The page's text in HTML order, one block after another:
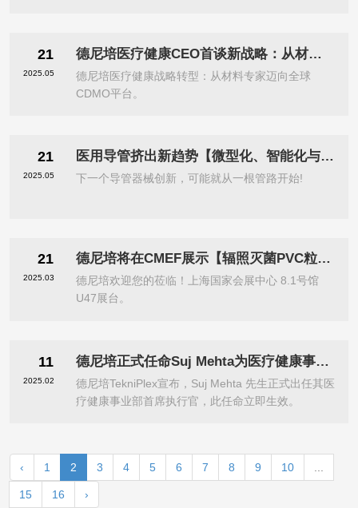
21
2025.05
德尼培医疗健康CEO首谈新战略：从材料科学出发，构建全球一体化CDMO
德尼培医疗健康战略转型：从材料专家迈向全球
CDMO平台。
21
2025.05
医用导管挤出新趋势【微型化、智能化与材料革新】
下一个导管器械创新，可能就从一根管路开始!
21
2025.03
德尼培将在CMEF展示【辐照灭菌PVC粒子】和其他先进产品
德尼培欢迎您的莅临！上海国家会展中心 8.1号馆
U47展台。
11
2025.02
德尼培正式任命Suj Mehta为医疗健康事业部CEO
德尼培TekniPlex宣布，Suj Mehta 先生正式出任其医
疗健康事业部首席执行官，此任命立即生效。
‹ 1 2 3 4 5 6 7 8 9 10 ...
15 16 ›